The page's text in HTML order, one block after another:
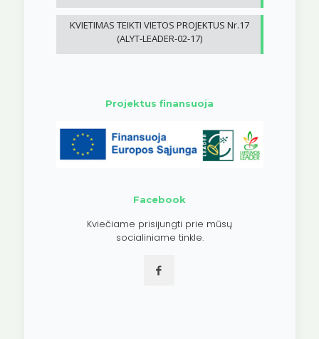
KVIETIMAS TEIKTI VIETOS PROJEKTUS Nr.17
(ALYT-LEADER-02-17)
Projektus finansuoja
Facebook
Kviečiame prisijungti prie mūsų
socialiniame tinkle.